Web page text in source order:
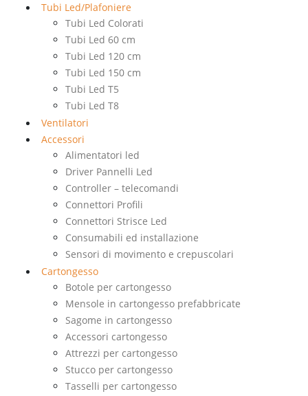
Tubi Led/Plafoniere
Tubi Led Colorati
Tubi Led 60 cm
Tubi Led 120 cm
Tubi Led 150 cm
Tubi Led T5
Tubi Led T8
Ventilatori
Accessori
Alimentatori led
Driver Pannelli Led
Controller – telecomandi
Connettori Profili
Connettori Strisce Led
Consumabili ed installazione
Sensori di movimento e crepuscolari
Cartongesso
Botole per cartongesso
Mensole in cartongesso prefabbricate
Sagome in cartongesso
Accessori cartongesso
Attrezzi per cartongesso
Stucco per cartongesso
Tasselli per cartongesso